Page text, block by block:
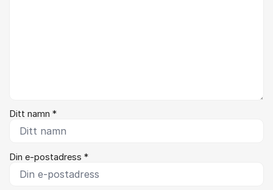
Ditt namn *
Din e-postadress *